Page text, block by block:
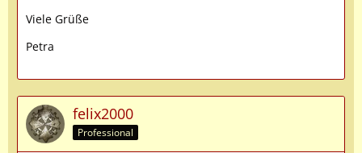
Viele Grüße
Petra
felix2000
Professional